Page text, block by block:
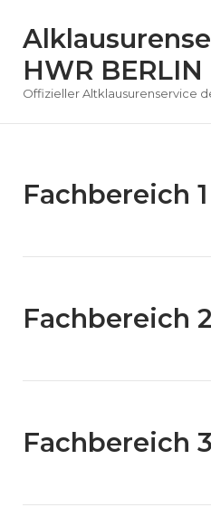
HWR BERLIN
Offizieller Altklausurenservice
Fachbereich 1
Fachbereich 2
Fachbereich 3